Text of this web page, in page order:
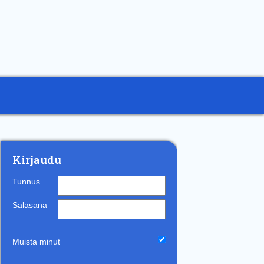
Kirjaudu
Tunnus
Salasana
Muista minut